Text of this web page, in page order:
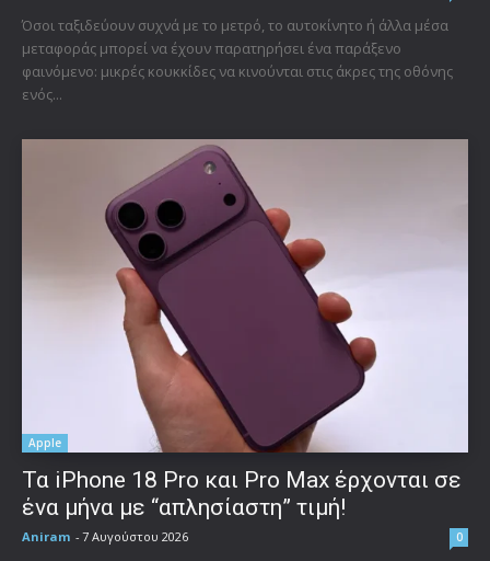
Όσοι ταξιδεύουν συχνά με το μετρό, το αυτοκίνητο ή άλλα μέσα
μεταφοράς μπορεί να έχουν παρατηρήσει ένα παράξενο
φαινόμενο: μικρές κουκκίδες να κινούνται στις άκρες της οθόνης
ενός...
Apple
Τα iPhone 18 Pro και Pro Max έρχονται σε
ένα μήνα με “απλησίαστη” τιμή!
Aniram - 7 Αυγούστου 2026 0